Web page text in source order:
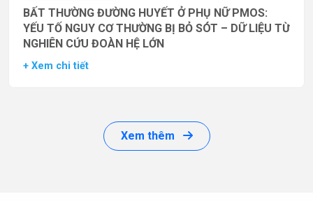
BẤT THƯỜNG ĐƯỜNG HUYẾT Ở PHỤ NỮ PMOS:
YẾU TỐ NGUY CƠ THƯỜNG BỊ BỎ SÓT – DỮ LIỆU TỪ
NGHIÊN CỨU ĐOÀN HỆ LỚN
+ Xem chi tiết
Xem thêm